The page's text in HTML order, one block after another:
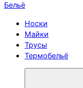
Бельё
Носки
Майки
Трусы
Термобельё